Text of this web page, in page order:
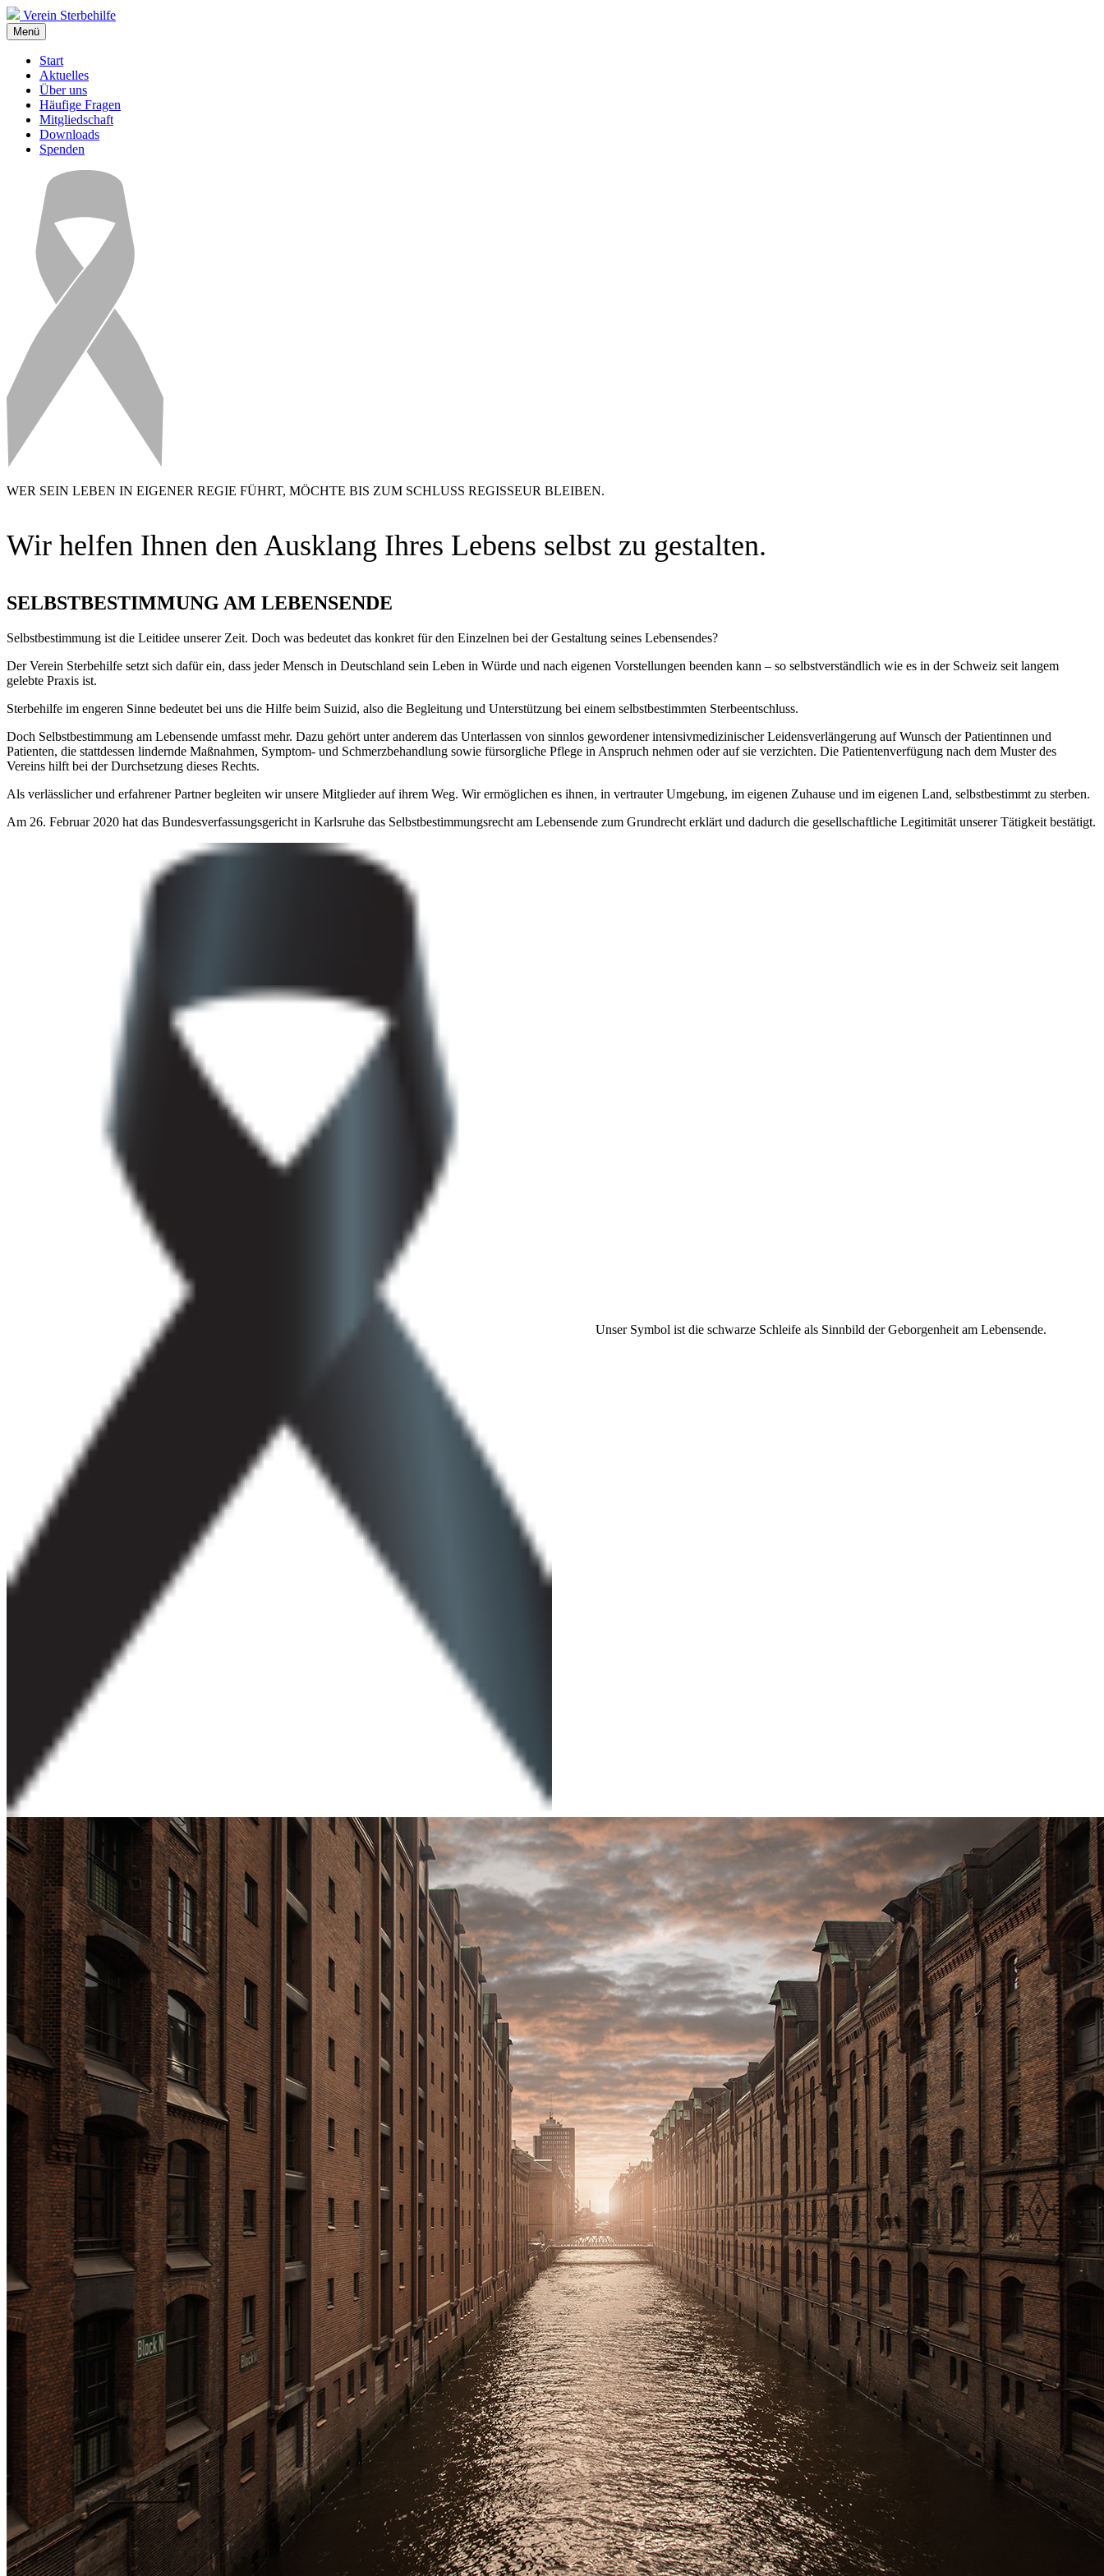
Verein Sterbehilfe
Menü
Start
Aktuelles
Über uns
Häufige Fragen
Mitgliedschaft
Downloads
Spenden
WER SEIN LEBEN IN EIGENER REGIE FÜHRT, MÖCHTE BIS ZUM SCHLUSS REGISSEUR BLEIBEN.
Wir helfen Ihnen den Ausklang Ihres Lebens selbst zu gestalten.
SELBSTBESTIMMUNG AM LEBENSENDE
Selbstbestimmung ist die Leitidee unserer Zeit. Doch was bedeutet das konkret für den Einzelnen bei der Gestaltung seines Lebensendes?
Der Verein Sterbehilfe setzt sich dafür ein, dass jeder Mensch in Deutschland sein Leben in Würde und nach eigenen Vorstellungen beenden kann – so selbstverständlich wie es in der Schweiz seit langem
gelebte Praxis ist.
Sterbehilfe im engeren Sinne bedeutet bei uns die Hilfe beim Suizid, also die Begleitung und Unterstützung bei einem selbstbestimmten Sterbeentschluss.
Doch Selbstbestimmung am Lebensende umfasst mehr. Dazu gehört unter anderem das Unterlassen von sinnlos gewordener intensivmedizinischer Leidensverlängerung auf Wunsch der Patientinnen und
Patienten, die stattdessen lindernde Maßnahmen, Symptom- und Schmerzbehandlung sowie fürsorgliche Pflege in Anspruch nehmen oder auf sie verzichten. Die Patientenverfügung nach dem Muster des
Vereins hilft bei der Durchsetzung dieses Rechts.
Als verlässlicher und erfahrener Partner begleiten wir unsere Mitglieder auf ihrem Weg. Wir ermöglichen es ihnen, in vertrauter Umgebung, im eigenen Zuhause und im eigenen Land, selbstbestimmt zu sterben.
Am 26. Februar 2020 hat das Bundesverfassungsgericht in Karlsruhe das Selbstbestimmungsrecht am Lebensende zum Grundrecht erklärt und dadurch die gesellschaftliche Legitimität unserer Tätigkeit bestätigt.
Unser Symbol ist die schwarze Schleife als Sinnbild der Geborgenheit am Lebensende.